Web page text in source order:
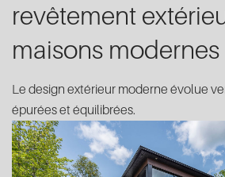
revêtement
maisons modernes
Le design extérieur moderne évolue
épurées et équilibrées.